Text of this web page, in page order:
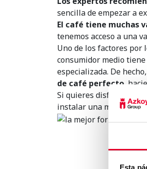
sencilla de empezar a
El café tiene muchas
tenemos acceso a una
Uno de los factores por
consumidor medio
especializada. De
de café perfecto ,
Si quieres disfrutar de
instalar una máquina